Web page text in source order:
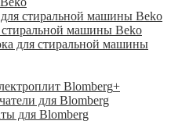
стиральной машины Beko
машины Beko
для стиральной машины
Blomberg+
для Blomberg
для Blomberg